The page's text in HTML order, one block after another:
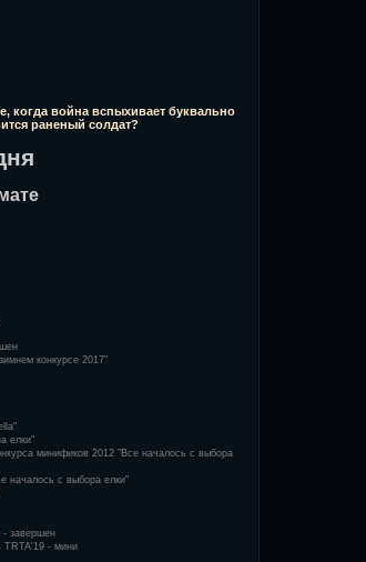
когда война вспыхивает буквально
раненый солдат?
конкурсе 2017"
елки"
минификов 2012 "Все началось с выбора
началось с выбора елки"
- завершен
TRTA'19 - мини